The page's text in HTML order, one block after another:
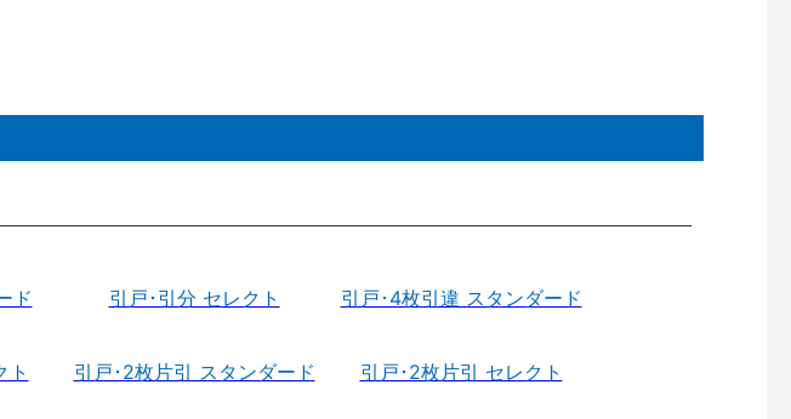
ド 引戸･引分 セレクト 引戸･4枚引違 スタンダード
ト 引戸･2枚片引 スタンダード 引戸･2枚片引 セレクト